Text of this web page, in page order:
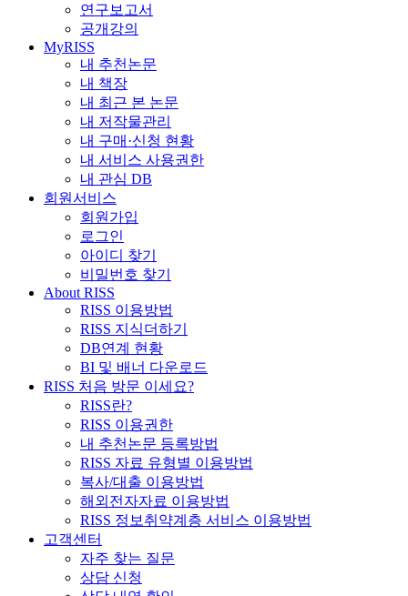
연구보고서
공개강의
MyRISS
내 추천논문
내 책장
내 최근 본 논문
내 저작물관리
내 구매·신청 현황
내 서비스 사용권한
내 관심 DB
회원서비스
회원가입
로그인
아이디 찾기
비밀번호 찾기
About RISS
RISS 이용방법
RISS 지식더하기
DB연계 현황
BI 및 배너 다운로드
RISS 처음 방문 이세요?
RISS란?
RISS 이용권한
내 추천논문 등록방법
RISS 자료 유형별 이용방법
복사/대출 이용방법
해외전자자료 이용방법
RISS 정보취약계층 서비스 이용방법
고객센터
자주 찾는 질문
상담 신청